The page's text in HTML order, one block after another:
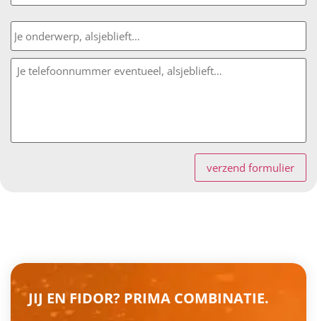
Onderwerp
Bericht
verzend formulier
JIJ EN FIDOR? PRIMA COMBINATIE.